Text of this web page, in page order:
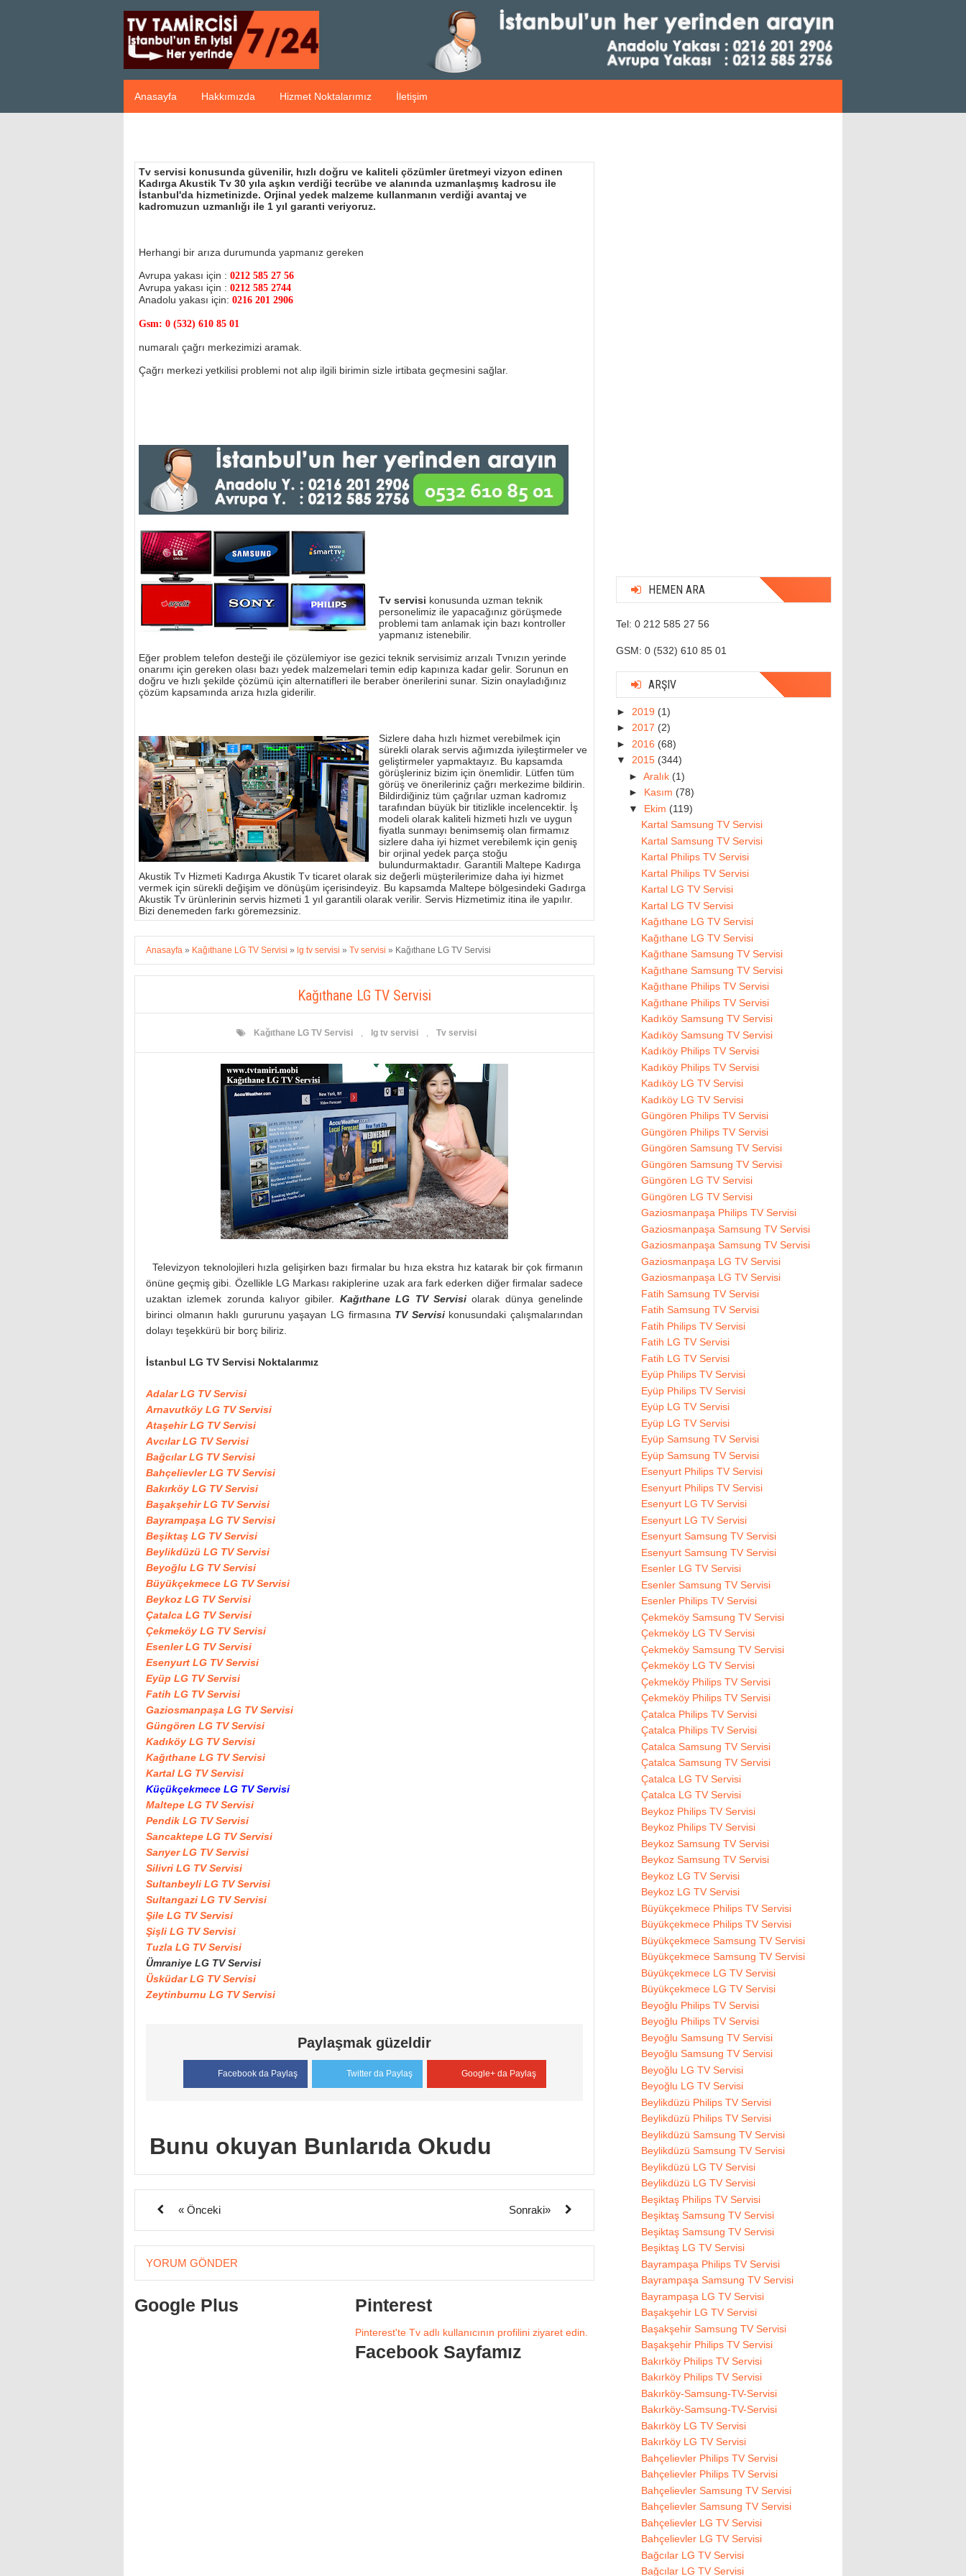
Anasayfa Hakkımızda Hizmet Noktalarımız İletişim
Tv servisi konusunda güvenilir, hızlı doğru ve kaliteli çözümler üretmeyi vizyon edinen
Kadırga Akustik Tv 30 yıla aşkın verdiği tecrübe ve alanında uzmanlaşmış kadrosu ile
İstanbul'da hizmetinizde. Orjinal yedek malzeme kullanmanın verdiği avantaj ve
kadromuzun uzmanlığı ile 1 yıl garanti veriyoruz.
Herhangi bir arıza durumunda yapmanız gereken
Avrupa yakası için : 0212 585 27 56
Avrupa yakası için : 0212 585 2744
Anadolu yakası için: 0216 201 2906
Gsm: 0 (532) 610 85 01
numaralı çağrı merkezimizi aramak.
Çağrı merkezi yetkilisi problemi not alıp ilgili birimin sizle irtibata geçmesini sağlar.
Tv servisi konusunda uzman teknik
personelimiz ile yapacağınız görüşmede
problemi tam anlamak için bazı kontroller
yapmanız istenebilir.
Eğer problem telefon desteği ile çözülemiyor ise gezici teknik servisimiz arızalı Tvnızın yerinde
onarımı için gereken olası bazı yedek malzemelari temin edip kapınıza kadar gelir. Sorunun en
doğru ve hızlı şekilde çözümü için alternatifleri ile beraber önerilerini sunar. Sizin onayladığınız
çözüm kapsamında arıza hızla giderilir.
Sizlere daha hızlı hizmet verebilmek için
sürekli olarak servis ağımızda iyileştirmeler ve
geliştirmeler yapmaktayız. Bu kapsamda
görüşleriniz bizim için önemlidir. Lütfen tüm
görüş ve önerileriniz çağrı merkezime bildirin.
Bildirdiğiniz tüm çağrılar uzman kadromız
tarafından büyük bir titizlikle incelencektir. İş
modeli olarak kaliteli hizmeti hızlı ve uygun
fiyatla sunmayı benimsemiş olan firmamız
sizlere daha iyi hizmet verebilemk için geniş
bir orjinal yedek parça stoğu
bulundurmaktadır. Garantili Maltepe Kadırga
Akustik Tv Hizmeti Kadırga Akustik Tv ticaret olarak siz değerli müşterilerimize daha iyi hizmet
vermek için sürekli değişim ve dönüşüm içerisindeyiz. Bu kapsamda Maltepe bölgesindeki Gadırga
Akustik Tv ürünlerinin servis hizmeti 1 yıl garantili olarak verilir. Servis Hizmetimiz itina ile yapılır.
Bizi denemeden farkı göremezsiniz.
Anasayfa » Kağıthane LG TV Servisi » lg tv servisi » Tv servisi » Kağıthane LG TV Servisi
Kağıthane LG TV Servisi
Kağıthane LG TV Servisi , lg tv servisi , Tv servisi
Televizyon teknolojileri hızla gelişirken bazı firmalar bu hıza ekstra hız katarak bir çok firmanın
önüne geçmiş gibi. Özellikle LG Markası rakiplerine uzak ara fark ederken diğer firmalar sadece
uzaktan izlemek zorunda kalıyor gibiler. Kağıthane LG TV Servisiolarak dünya genelinde
birinci olmanın haklı gururunu yaşayan LG firmasına TV Servisikonusundaki çalışmalarından
dolayı teşekkürü bir borç biliriz.
İstanbul LG TV Servisi Noktalarımız
Adalar LG TV Servisi
Arnavutköy LG TV Servisi
Ataşehir LG TV Servisi
Avcılar LG TV Servisi
Bağcılar LG TV Servisi
Bahçelievler LG TV Servisi
Bakırköy LG TV Servisi
Başakşehir LG TV Servisi
Bayrampaşa LG TV Servisi
Beşiktaş LG TV Servisi
Beylikdüzü LG TV Servisi
Beyoğlu LG TV Servisi
Büyükçekmece LG TV Servisi
Beykoz LG TV Servisi
Çatalca LG TV Servisi
Çekmeköy LG TV Servisi
Esenler LG TV Servisi
Esenyurt LG TV Servisi
Eyüp LG TV Servisi
Fatih LG TV Servisi
Gaziosmanpaşa LG TV Servisi
Güngören LG TV Servisi
Kadıköy LG TV Servisi
Kağıthane LG TV Servisi
Kartal LG TV Servisi
Küçükçekmece LG TV Servisi
Maltepe LG TV Servisi
Pendik LG TV Servisi
Sancaktepe LG TV Servisi
Sarıyer LG TV Servisi
Silivri LG TV Servisi
Sultanbeyli LG TV Servisi
Sultangazi LG TV Servisi
Şile LG TV Servisi
Şişli LG TV Servisi
Tuzla LG TV Servisi
Ümraniye LG TV Servisi
Üsküdar LG TV Servisi
Zeytinburnu LG TV Servisi
Paylaşmak güzeldir
Facebook da Paylaş Twitter da Paylaş Google+ da Paylaş
Bunu okuyan Bunlarıda Okudu
« Önceki Sonraki»
YORUM GÖNDER
Google Plus Pinterest
Pinterest'te Tv adlı kullanıcının profilini ziyaret edin.
Facebook Sayfamız
HEMEN ARA
Tel: 0 212 585 27 56
GSM: 0 (532) 610 85 01
ARŞIV
► 2019 (1)
► 2017 (2)
► 2016 (68)
▼ 2015 (344)
► Aralık (1)
► Kasım (78)
▼ Ekim (119)
Kartal Samsung TV Servisi
Kartal Samsung TV Servisi
Kartal Philips TV Servisi
Kartal Philips TV Servisi
Kartal LG TV Servisi
Kartal LG TV Servisi
Kağıthane LG TV Servisi
Kağıthane LG TV Servisi
Kağıthane Samsung TV Servisi
Kağıthane Samsung TV Servisi
Kağıthane Philips TV Servisi
Kağıthane Philips TV Servisi
Kadıköy Samsung TV Servisi
Kadıköy Samsung TV Servisi
Kadıköy Philips TV Servisi
Kadıköy Philips TV Servisi
Kadıköy LG TV Servisi
Kadıköy LG TV Servisi
Güngören Philips TV Servisi
Güngören Philips TV Servisi
Güngören Samsung TV Servisi
Güngören Samsung TV Servisi
Güngören LG TV Servisi
Güngören LG TV Servisi
Gaziosmanpaşa Philips TV Servisi
Gaziosmanpaşa Samsung TV Servisi
Gaziosmanpaşa Samsung TV Servisi
Gaziosmanpaşa LG TV Servisi
Gaziosmanpaşa LG TV Servisi
Fatih Samsung TV Servisi
Fatih Samsung TV Servisi
Fatih Philips TV Servisi
Fatih LG TV Servisi
Fatih LG TV Servisi
Eyüp Philips TV Servisi
Eyüp Philips TV Servisi
Eyüp LG TV Servisi
Eyüp LG TV Servisi
Eyüp Samsung TV Servisi
Eyüp Samsung TV Servisi
Esenyurt Philips TV Servisi
Esenyurt Philips TV Servisi
Esenyurt LG TV Servisi
Esenyurt LG TV Servisi
Esenyurt Samsung TV Servisi
Esenyurt Samsung TV Servisi
Esenler LG TV Servisi
Esenler Samsung TV Servisi
Esenler Philips TV Servisi
Çekmeköy Samsung TV Servisi
Çekmeköy LG TV Servisi
Çekmeköy Samsung TV Servisi
Çekmeköy LG TV Servisi
Çekmeköy Philips TV Servisi
Çekmeköy Philips TV Servisi
Çatalca Philips TV Servisi
Çatalca Philips TV Servisi
Çatalca Samsung TV Servisi
Çatalca Samsung TV Servisi
Çatalca LG TV Servisi
Çatalca LG TV Servisi
Beykoz Philips TV Servisi
Beykoz Philips TV Servisi
Beykoz Samsung TV Servisi
Beykoz Samsung TV Servisi
Beykoz LG TV Servisi
Beykoz LG TV Servisi
Büyükçekmece Philips TV Servisi
Büyükçekmece Philips TV Servisi
Büyükçekmece Samsung TV Servisi
Büyükçekmece Samsung TV Servisi
Büyükçekmece LG TV Servisi
Büyükçekmece LG TV Servisi
Beyoğlu Philips TV Servisi
Beyoğlu Philips TV Servisi
Beyoğlu Samsung TV Servisi
Beyoğlu Samsung TV Servisi
Beyoğlu LG TV Servisi
Beyoğlu LG TV Servisi
Beylikdüzü Philips TV Servisi
Beylikdüzü Philips TV Servisi
Beylikdüzü Samsung TV Servisi
Beylikdüzü Samsung TV Servisi
Beylikdüzü LG TV Servisi
Beylikdüzü LG TV Servisi
Beşiktaş Philips TV Servisi
Beşiktaş Samsung TV Servisi
Beşiktaş Samsung TV Servisi
Beşiktaş LG TV Servisi
Bayrampaşa Philips TV Servisi
Bayrampaşa Samsung TV Servisi
Bayrampaşa LG TV Servisi
Başakşehir LG TV Servisi
Başakşehir Samsung TV Servisi
Başakşehir Philips TV Servisi
Bakırköy Philips TV Servisi
Bakırköy Philips TV Servisi
Bakırköy-Samsung-TV-Servisi
Bakırköy-Samsung-TV-Servisi
Bakırköy LG TV Servisi
Bakırköy LG TV Servisi
Bahçelievler Philips TV Servisi
Bahçelievler Philips TV Servisi
Bahçelievler Samsung TV Servisi
Bahçelievler Samsung TV Servisi
Bahçelievler LG TV Servisi
Bahçelievler LG TV Servisi
Bağcılar LG TV Servisi
Bağcılar LG TV Servisi